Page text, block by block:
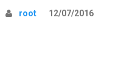
root 12/07/2016